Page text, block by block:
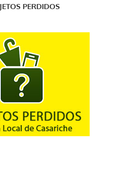
PERDIDOS